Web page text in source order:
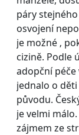
páry
osvojení
je možné ‚
cizině. Podle
adopční péče
jednalo o
původu.
je velmi
zájmem ze